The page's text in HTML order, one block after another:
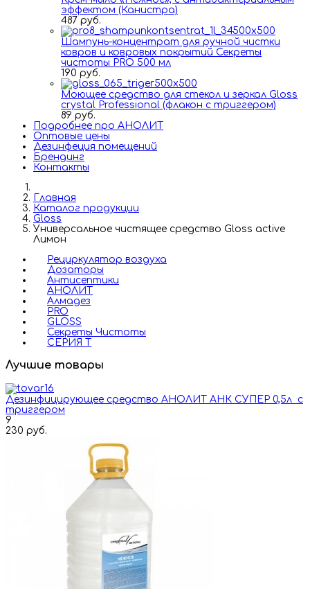
эффектом (Канистра)
487 руб.
Шампунь-концентрат для ручной чистки
ковров и ковровых покрытий Секреты
чистоты PRO 500 мл
190 руб.
Моющее средство для стекол и зеркал Gloss
crystal Professional (флакон c триггером)
89 руб.
Подробнее про АНОЛИТ
Оптовые цены
Дезинфеция помещений
Брендинг
Контакты
Главная
Каталог продукции
Gloss
Универсальное чистящее средство Gloss active
Лимон
Рециркулятор воздуха
Дозаторы
Антисептики
АНОЛИТ
Алмадез
PRO
GLOSS
Секреты Чистоты
СЕРИЯ Т
Лучшие товары
Дезинфицирующее средство АНОЛИТ АНК СУПЕР 0,5л с
триггером
9
230 руб.